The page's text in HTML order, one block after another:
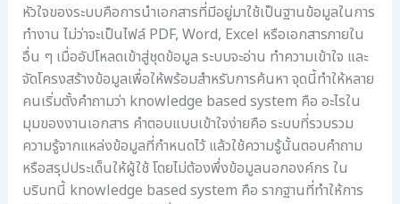
หัวใจของระบบคือการนำเอกสารที่มีอยู่มาใช้เป็นฐานข้อมูลในการ
ทำงาน ไม่ว่าจะเป็นไฟล์ PDF, Word, Excel หรือเอกสารภายใน
อื่น ๆ เมื่ออัปโหลดเข้าสู่ชุดข้อมูล ระบบจะอ่าน ทำความเข้าใจ และ
จัดโครงสร้างข้อมูลเพื่อให้พร้อมสำหรับการค้นหา จุดนี้ทำให้หลาย
คนเริ่มตั้งคำถามว่า knowledge based system คือ อะไรใน
มุมของงานเอกสาร คำตอบแบบเข้าใจง่ายคือ ระบบที่รวบรวม
ความรู้จากแหล่งข้อมูลที่กำหนดไว้ แล้วใช้ความรู้นั้นตอบคำถาม
หรือสรุปประเด็นให้ผู้ใช้ โดยไม่ต้องพึ่งข้อมูลนอกองค์กร ใน
บริบทนี้ knowledge based system คือ รากฐานที่ทำให้การ
ว
ย
ล
ด
ต้
ทุ
น
อ
ง
ย
ก
า
ร
ย
ร
ะ
ดั
บ
ว
ย
ป
ร
ก
ร
ม
จั